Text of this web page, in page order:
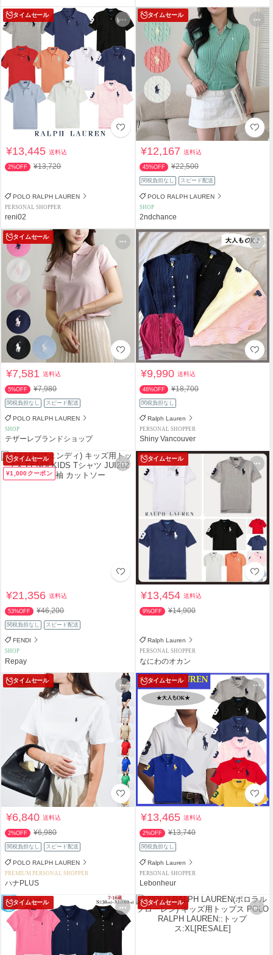
タイムセール
¥13,445送料込
2%OFF ¥13,720
POLO RALPH LAUREN
PERSONAL SHOPPER
reni02
タイムセール
¥12,167送料込
45%OFF ¥22,500
関税負担なし スピード配送
POLO RALPH LAUREN
SHOP
2ndchance
タイムセール
¥7,581送料込
5%OFF ¥7,980
関税負担なし スピード配送
POLO RALPH LAUREN
SHOP
テザーレブランドショップ
¥9,990送料込
46%OFF ¥18,700
関税負担なし
Ralph Lauren
PERSONAL SHOPPER
Shiny Vancouver
タイムセール
¥1,000クーポン
¥21,356送料込
53%OFF ¥46,200
関税負担なし スピード配送
FENDI
SHOP
Repay
タイムセール
¥13,454送料込
9%OFF ¥14,900
Ralph Lauren
PERSONAL SHOPPER
なにわのオカン
タイムセール
¥6,840送料込
2%OFF ¥6,980
関税負担なし スピード配送
POLO RALPH LAUREN
PREMIUM PERSONAL SHOPPER
ハナPLUS
タイムセール
¥13,465送料込
2%OFF ¥13,740
関税負担なし
Ralph Lauren
PERSONAL SHOPPER
Lebonheur
タイムセール タイムセール